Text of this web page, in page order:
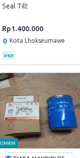
Seal Tilt
Rp1.400.000
Kota Lhokseumawe
PKP
UMKM